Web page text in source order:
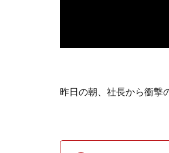
昨日の朝、社長から衝撃